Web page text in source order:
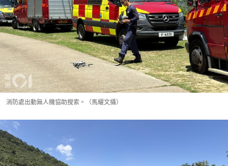
消防處出動無人機協助搜索。（馬耀文攝）